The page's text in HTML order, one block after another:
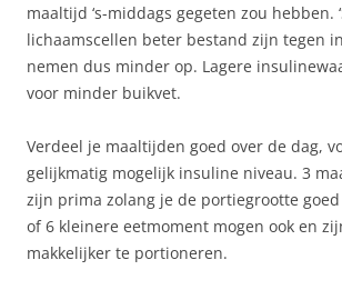
maaltijd ‘s-middags gegeten zou hebben.
lichaamscellen beter bestand zijn tegen
nemen dus minder op. Lagere
voor minder buikvet.
Verdeel je maaltijden goed over de dag,
gelijkmatig mogelijk insuline niveau. 3
zijn prima zolang je de portiegrootte
of 6 kleinere eetmoment mogen ook en
makkelijker te portioneren.